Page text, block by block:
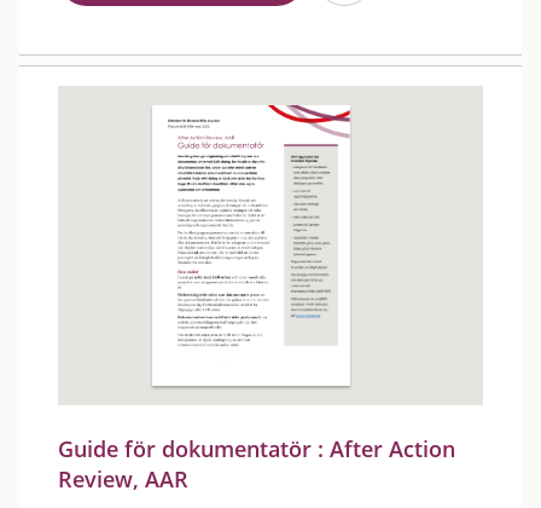
Guide för dokumentatör : After Action
Review, AAR